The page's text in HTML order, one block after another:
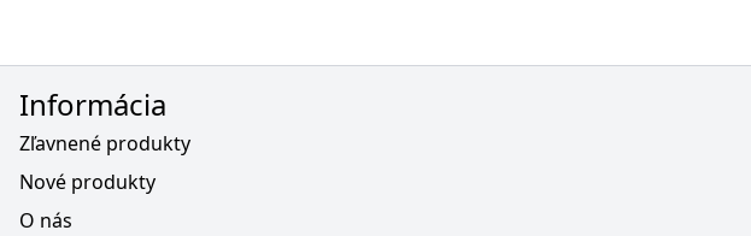
Informácia
Zľavnené produkty
Nové produkty
O nás